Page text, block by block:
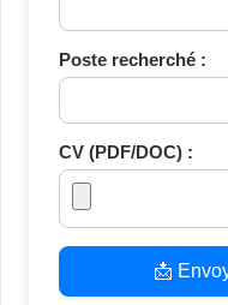
Poste recherché :
CV (PDF/DOC) :
📩